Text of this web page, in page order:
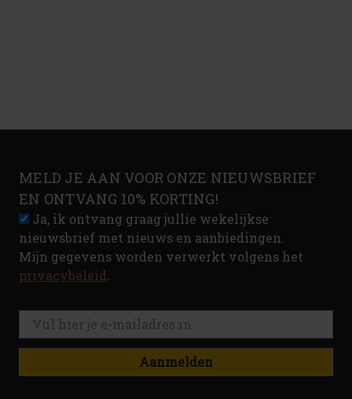
MELD JE AAN VOOR ONZE NIEUWSBRIEF
EN ONTVANG 10% KORTING!
Ja, ik ontvang graag jullie wekelijkse
nieuwsbrief met nieuws en aanbiedingen.
Mijn gegevens worden verwerkt volgens het
privacybeleid
Aanmelden